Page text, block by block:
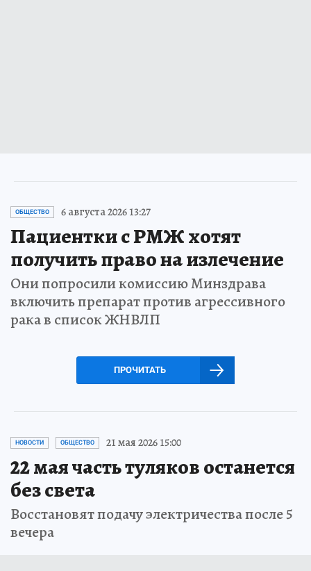
ОБЩЕСТВО 6 августа 2026 13:27
Пациентки с РМЖ хотят
получить право на излечение
Они попросили комиссию Минздрава
включить препарат против агрессивного
рака в список ЖНВЛП
ПРОЧИТАТЬ
НОВОСТИ ОБЩЕСТВО 21 мая 2026 15:00
22 мая часть туляков останется
без света
Восстановят подачу электричества после 5
вечера